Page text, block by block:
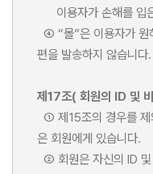
이용자가 손해를 입
④ “몰”은 이용자가 원
편을 발송하지 않습니다.
제17조( 회원의 ID 및
① 제15조의 경우를 제
은 회원에게 있습니다.
② 회원은 자신의 ID 및